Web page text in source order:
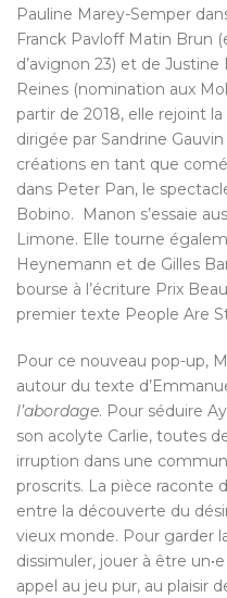
Pauline Marey-Semper
Franck Pavloff Matin Brun
d’avignon 23) et de
Reines (nomination aux
partir de 2018, elle rejoint
dirigée par Sandrine
créations en tant que
dans Peter Pan, le
Bobino. Manon s’essaie
Limone. Elle tourne
Heynemann et de Gilles
bourse à l’écriture Prix
premier texte People Are
Pour ce nouveau pop-up,
autour du texte
l’abordage. Pour séduire
son acolyte Carlie, toutes
irruption dans une
proscrits. La pièce raconte
entre la découverte du
vieux monde. Pour garder
dissimuler, jouer à être
appel au jeu pur, au plaisir